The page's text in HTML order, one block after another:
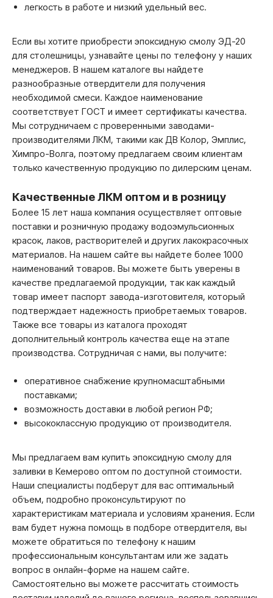
легкость в работе и низкий удельный вес.
Если вы хотите приобрести эпоксидную смолу ЭД-20
для столешницы, узнавайте цены по телефону у наших
менеджеров. В нашем каталоге вы найдете
разнообразные отвердители для получения
необходимой смеси. Каждое наименование
соответствует ГОСТ и имеет сертификаты качества.
Мы сотрудничаем с проверенными заводами-
производителями ЛКМ, такими как ДВ Колор, Эмплис,
Химпро-Волга, поэтому предлагаем своим клиентам
только качественную продукцию по дилерским ценам.
Качественные ЛКМ оптом и в розницу
Более 15 лет наша компания осуществляет оптовые
поставки и розничную продажу водоэмульсионных
красок, лаков, растворителей и других лакокрасочных
материалов. На нашем сайте вы найдете более 1000
наименований товаров. Вы можете быть уверены в
качестве предлагаемой продукции, так как каждый
товар имеет паспорт завода-изготовителя, который
подтверждает надежность приобретаемых товаров.
Также все товары из каталога проходят
дополнительный контроль качества еще на этапе
производства. Сотрудничая с нами, вы получите:
оперативное снабжение крупномасштабными
поставками;
возможность доставки в любой регион РФ;
высококлассную продукцию от производителя.
Мы предлагаем вам купить эпоксидную смолу для
заливки в Кемерово оптом по доступной стоимости.
Наши специалисты подберут для вас оптимальный
объем, подробно проконсультируют по
характеристикам материала и условиям хранения. Если
вам будет нужна помощь в подборе отвердителя, вы
можете обратиться по телефону к нашим
профессиональным консультантам или же задать
вопрос в онлайн-форме на нашем сайте.
Самостоятельно вы можете рассчитать стоимость